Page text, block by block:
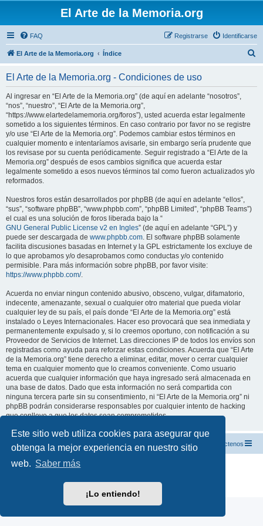
Este sitio web utiliza cookies para asegurar que
obtenga la mejor experiencia en nuestro sitio
web. Saber más
¡Lo entiendo!
El Arte de la Memoria.org
FAQ Identificarse
Registrarse
El Arte de la Memoria.org Índice
El Arte de la Memoria.org - Condiciones de uso
Al ingresar en “El Arte de la Memoria.org” (de aquí en adelante “nosotros”,
“nos”, “nuestro”, “El Arte de la Memoria.org”,
“https://www.elartedelamemoria.org/foros”), usted acuerda estar legalmente
sometido a los siguientes términos. En caso contrario por favor no se registre
y/o use “El Arte de la Memoria.org”. Podemos cambiar estos términos en
cualquier momento e intentaríamos avisarle, sin embargo sería prudente que
los revisase por su cuenta periódicamente. Seguir registrado a “El Arte de la
Memoria.org” después de esos cambios significa que acuerda estar
legalmente sometido a esos nuevos términos tal como fueron actualizados y/o
reformados.
Nuestros foros están desarrollados por phpBB (de aquí en adelante “ellos”,
“sus”, “software phpBB”, “www.phpbb.com”, “phpBB Limited”, “phpBB Teams”)
el cual es una solución de foros liberada bajo la “
GNU General Public License v2 en Ingles” (de aquí en adelante “GPL”) y
puede ser descargada de www.phpbb.com. El software phpBB solamente
facilita discusiones basadas en Internet y la GPL estrictamente los excluye de
lo que aprobamos y/o desaprobamos como conductas y/o contenido
permisible. Para más información sobre phpBB, por favor visite:
https://www.phpbb.com/.
Acuerda no enviar ningun contenido abusivo, obsceno, vulgar, difamatorio,
indecente, amenazante, sexual o cualquier otro material que pueda violar
cualquier ley de su país, el país donde “El Arte de la Memoria.org” está
instalado o Leyes Internacionales. Hacer eso provocará que sea inmediata y
permanentemente expulsado y, si lo creemos oportuno, con notificación a su
Proveedor de Servicios de Internet. Las direcciones IP de todos los envíos son
registradas como ayuda para reforzar estas condiciones. Acuerda que “El Arte
de la Memoria.org” tiene derecho a eliminar, editar, mover o cerrar cualquier
tema en cualquier momento que lo creamos conveniente. Como usuario
acuerda que cualquier información que haya ingresado será almacenada en
una base de datos. Dado que esta información no será compartida con
ninguna tercera parte sin su consentimiento, ni “El Arte de la Memoria.org” ni
phpBB podrán considerarse responsables por cualquier intento de hacking
que conlleve a que los datos sean comprometidos.
El Arte de la Memoria.org Índice Contáctenos
Desarrollado por
Condiciones